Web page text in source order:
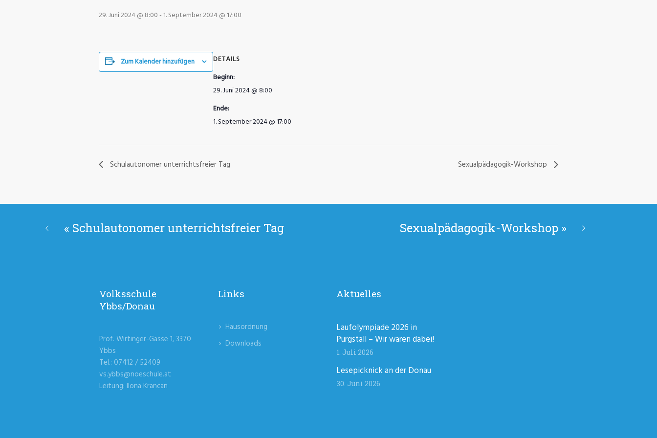
29. Juni 2024 @ 8:00- 1. September 2024 @ 17:00
Zum Kalender hinzufügen
DETAILS
Beginn:
29. Juni 2024 @ 8:00
Ende:
1. September 2024 @ 17:00
Schulautonomer unterrichtsfreier Tag Sexualpädagogik-Workshop
« Schulautonomer unterrichtsfreier Tag Sexualpädagogik-Workshop »
Volksschule
Ybbs/Donau
Prof. Wirtinger-Gasse 1, 3370
Ybbs
Tel.: 07412 / 52409
vs.ybbs@noeschule.at
Leitung: Ilona Krancan
Links
Hausordnung
Downloads
Aktuelles
Laufolympiade 2026 in
Purgstall – Wir waren dabei!
1. Juli 2026
Lesepicknick an der Donau
30. Juni 2026